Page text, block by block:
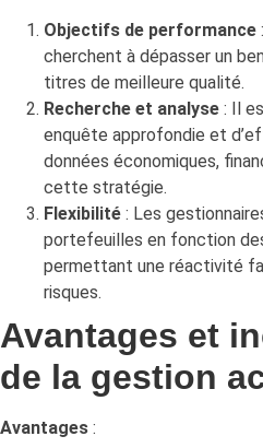
Objectifs de performance
cherchent à dépasser un
titres de meilleure qualité.
Recherche et analyse : Il
enquête approfondie et
données économiques,
cette stratégie.
Flexibilité : Les
portefeuilles en fonction
permettant une réactivité
risques.
Avantages et
de la gestion
Avantages :